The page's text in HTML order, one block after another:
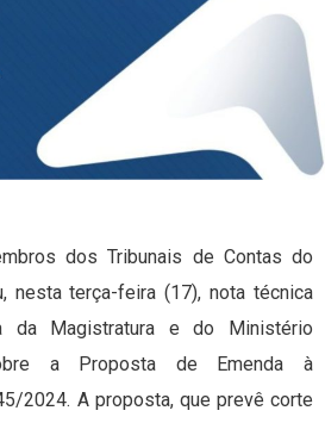
dos Tribunais de Contas do
nesta terça-feira (17), nota técnica
da Magistratura e do Ministério
a Proposta de Emenda à
2024. A proposta, que prevê corte